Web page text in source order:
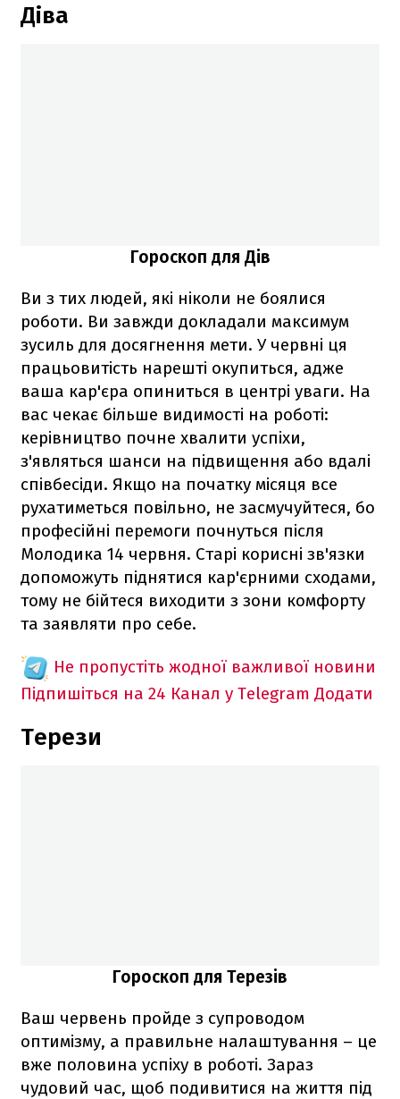
Діва
Гороскоп для Дів
Ви з тих людей, які ніколи не боялися
роботи. Ви завжди докладали максимум
зусиль для досягнення мети. У червні ця
працьовитість нарешті окупиться, адже
ваша кар'єра опиниться в центрі уваги. На
вас чекає більше видимості на роботі:
керівництво почне хвалити успіхи,
з'являться шанси на підвищення або вдалі
співбесіди. Якщо на початку місяця все
рухатиметься повільно, не засмучуйтеся, бо
професійні перемоги почнуться після
Молодика 14 червня. Старі корисні зв'язки
допоможуть піднятися кар'єрними сходами,
тому не бійтеся виходити з зони комфорту
та заявляти про себе.
Не пропустіть жодної важливої новини
Підпишіться на 24 Канал у Telegram Додати
Терези
Гороскоп для Терезів
Ваш червень пройде з супроводом
оптимізму, а правильне налаштування – це
вже половина успіху в роботі. Зараз
чудовий час, щоб подивитися на життя під